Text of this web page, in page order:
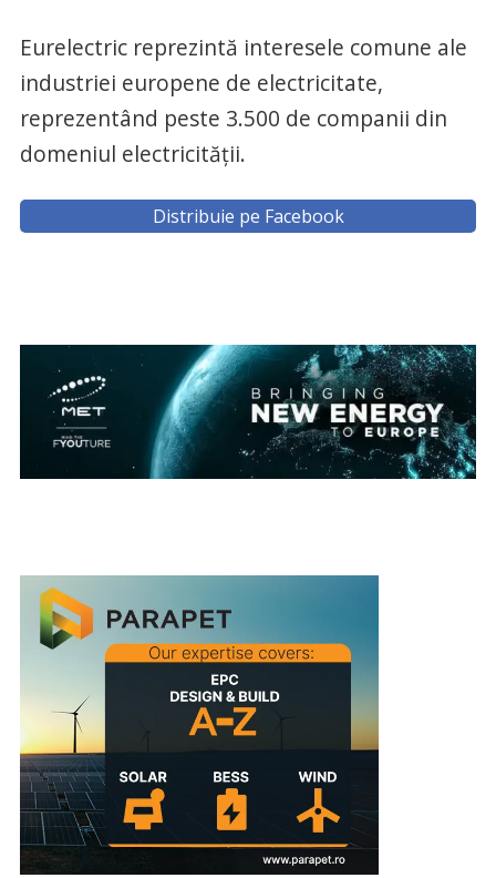
Eurelectric reprezintă interesele comune ale
industriei europene de electricitate,
reprezentând peste 3.500 de companii din
domeniul electricității.
Distribuie pe Facebook